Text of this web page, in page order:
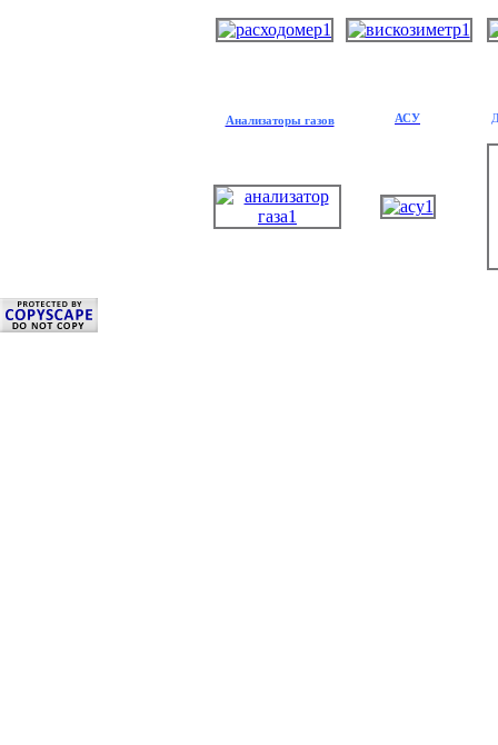
Анализаторы газов АСУ